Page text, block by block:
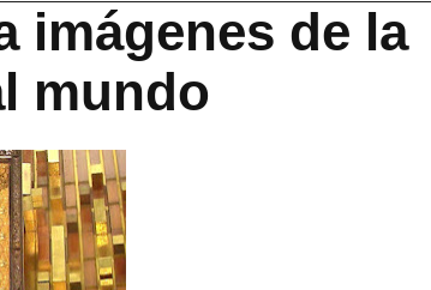
imágenes de la
mundo